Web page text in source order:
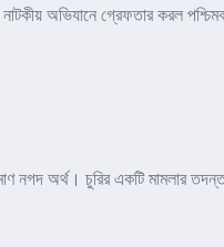
অভিযানে গ্রেফতার করল
নগদ অর্থ। চুরির একটি মামলার